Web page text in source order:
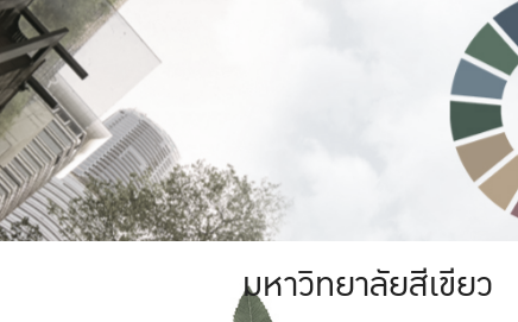
มหาวิทยาลัยสีเขียว